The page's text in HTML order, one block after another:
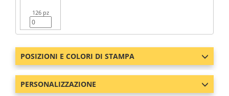
126 pz
POSIZIONI E COLORI DI STAMPA
PERSONALIZZAZIONE